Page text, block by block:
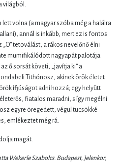
lett volna (a magyar szóba még a halálra
annál is inkább, mert ez is fontos
tetoválást, a rákos nevelőnő élni
mumifikálódott nagyapát palotája
ő sorsát követi, „javítja ki” a
Tithónosz, akinek örök életet
ifjúságot adni hozzá; egy helyütt
fiatalos maradni, s így megélni
egyre öregedett, végül tücsökké
emlékeztet még rá.
magát.
Wekerle Szabolcs. Budapest, Jelenkor,